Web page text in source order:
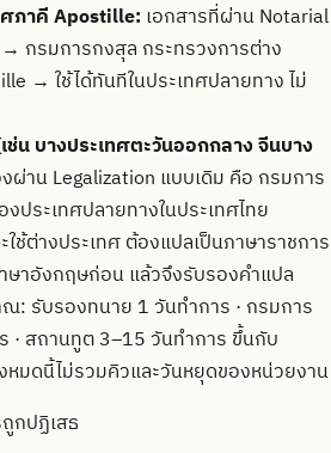
ศภาคี Apostille: เอกสารที่ผ่าน Notarial
กรมการกงสุล กระทรวงการต่าง
→ ใช้ได้ทันทีในประเทศปลายทาง ไม่
ช่น บางประเทศตะวันออกกลาง จีนบาง
ผ่าน Legalization แบบเดิม คือ กรมการ
ระเทศปลายทางในประเทศไทย
ใช้ต่างประเทศ ต้องแปลเป็นภาษาราชการ
ษาอังกฤษก่อน แล้วจึงรับรองคำแปล
ณ: รับรองทนาย 1 วันทำการ · กรมการ
· สถานทูต 3–15 วันทำการ ขึ้นกับ
หมดนี้ไม่รวมคิวและวันหยุดของหน่วยงาน
กปฏิเสธ